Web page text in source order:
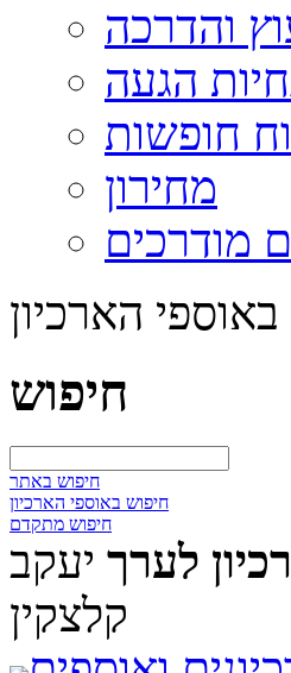
והדרכה
הגעה
חופשות
מחירון
מודרכים
הארכיון
חיפוש
חיפוש באתר
חיפוש באוספי הארכיון
חיפוש מתקדם
לערך יעקב
קלצקין